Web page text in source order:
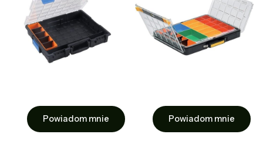
Powiadom mnie Powiadom mnie